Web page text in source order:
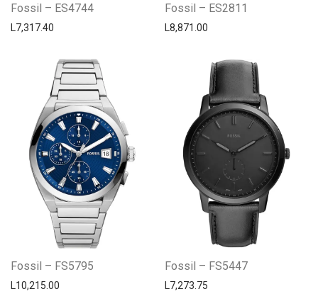
Fossil – ES4744
L7,317.40
Fossil – ES2811
L8,871.00
Fossil – FS5795
L10,215.00
Fossil – FS5447
L7,273.75